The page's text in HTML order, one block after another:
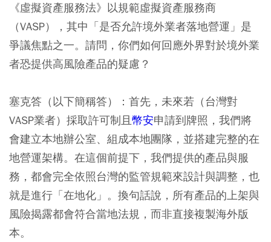
《虛擬資產服務法》以規範虛擬資產服務商
（VASP），其中「是否允許境外業者落地營運」是
爭議焦點之一。請問，你們如何回應外界對於境外業
者恐提供高風險產品的疑慮？
塞克答（以下簡稱答）： 首先，未來若（台灣對
VASP業者）採取許可制且幣安申請到牌照，我們將
會建立本地辦公室、組成本地團隊，並搭建完整的在
地營運架構。在這個前提下，我們提供的產品與服
務，都會完全依照台灣的監管規範來設計與調整，也
就是進行「在地化」。換句話說，所有產品的上架與
風險揭露都會符合當地法規，而非直接複製海外版
本。